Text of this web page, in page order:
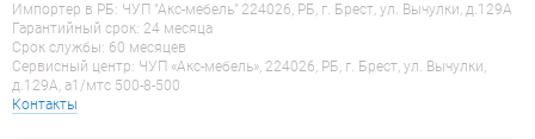
Импортер в РБ: ЧУП "Акс-мебель" 224026, РБ, г. Брест, ул. Вычулки, д.129А
Гарантийный срок: 24 месяца
Срок службы: 60 месяцев
Сервисный центр: ЧУП «Акс-мебель», 224026, РБ, г. Брест, ул. Вычулки,
д.129А, a1/мтс 500-8-500
Контакты